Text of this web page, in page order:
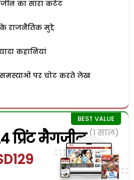
का सारा कंटेंट
राजनैतिक मुद्दे
कहानियां
पर चोट करते लेख
प्रिंट मैगजीन (1 साल)